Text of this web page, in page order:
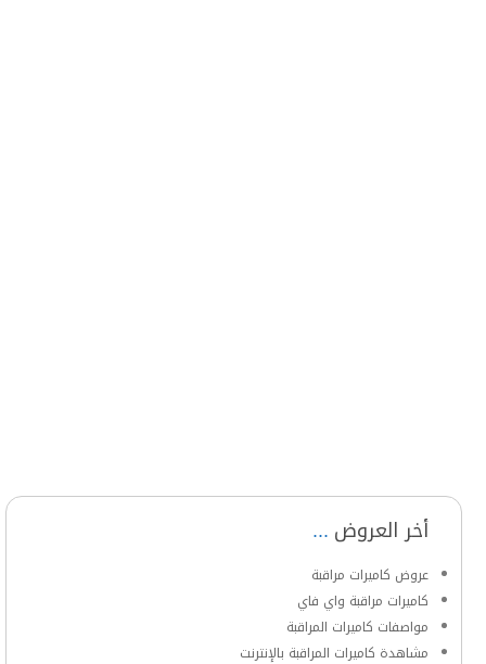
أخر العروض
عروض كاميرات مراقبة
كاميرات مراقبة واي فاي
مواصفات كاميرات المراقبة
مشاهدة كاميرات المراقبة بالإنترنت